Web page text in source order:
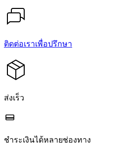
ติดต่อเราเพื่อปรึกษา
ส่งเร็ว
ชำระเงินได้หลายช่องทาง